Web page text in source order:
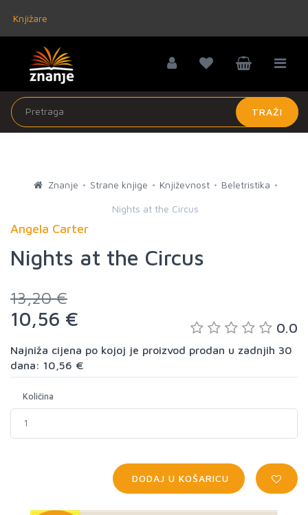
Knjižare
TRAŽI
Znanje Strane knjige Književnost Beletristika
Nights at the Circus
Angela Carter
Nights at the Circus
13,20 €
10,56 € 0.0
Najniža cijena po kojoj je proizvod prodan u zadnjih 30
dana: 10,56 €
Količina
DODAJ U KOŠARICU